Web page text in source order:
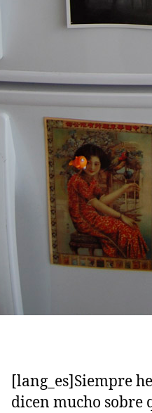
[lang_es]Siempre
dicen mucho sobre